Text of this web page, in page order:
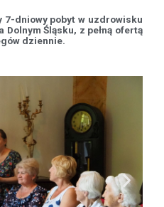
dniowy pobyt w uzdrowisku
Śląsku, z pełną ofertą
dziennie.